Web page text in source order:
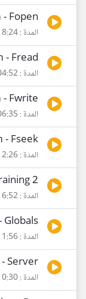
Fopen
المدة : 00:18:24
- Fread
المدة : 00:04:52
- Fwrite
المدة : 00:06:35
- Fseek
المدة : 00:12:26
2
المدة : 00:16:52
Globals
المدة : 00:11:56
Server
المدة : 00:10:30